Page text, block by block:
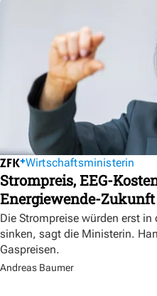
Wirtschaftsministerin
Strompreis, EEG-
Energiewende-Zukunft
Die Strompreise würden erst
sinken, sagt die Ministerin.
Gaspreisen.
Andreas Baumer